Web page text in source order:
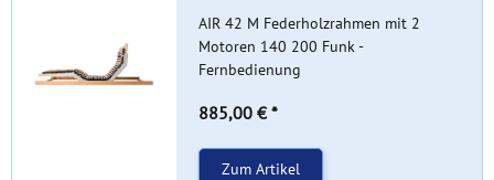
AIR 42 M Federholzrahmen mit 2
Motoren 140 200 Funk -
Fernbedienung
885,00 € *
Zum Artikel